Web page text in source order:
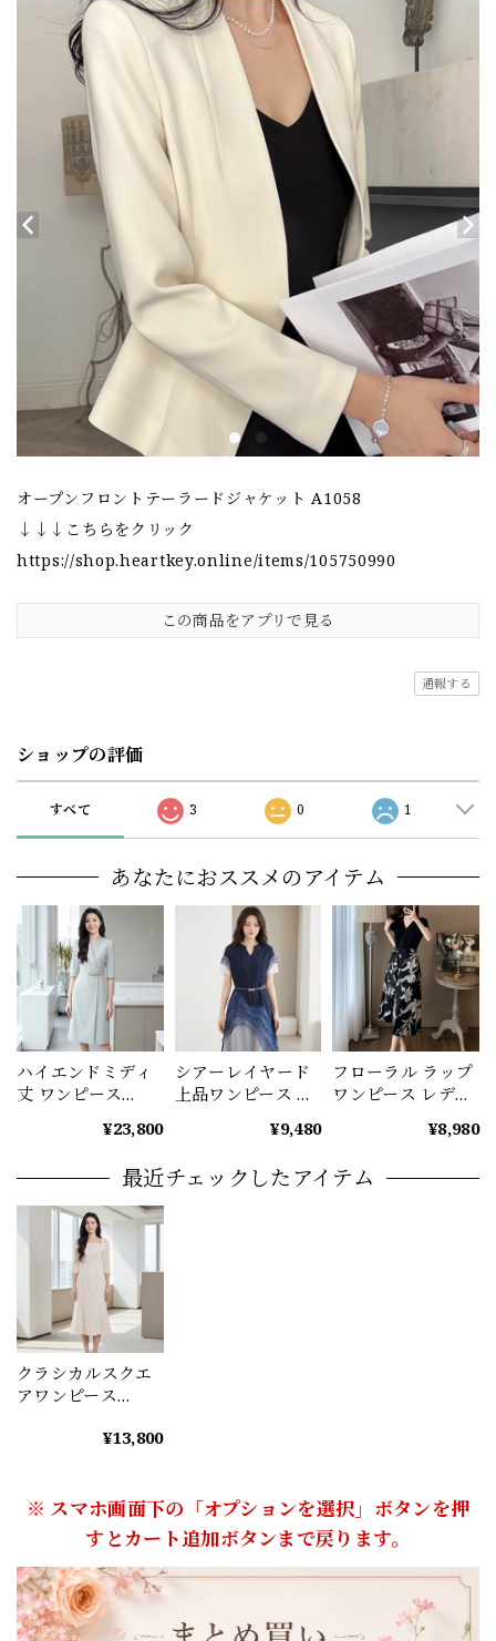
オープンフロントテーラードジャケット A1058
↓↓↓こちらをクリック
https://shop.heartkey.online/items/105750990
この商品をアプリで見る
通報する
ショップの評価
すべて 3 0 1
あなたにおススメのアイテム
ハイエンドミディ
丈 ワンピース
¥23,800
シアーレイヤード
上品ワンピース レ
ブルー A1234¥9,480
フローラル ラップ
ワンピース レディ
エレガント A1235
¥8,980
最近チェックしたアイテム
クラシカルスクエ
アワンピース
¥13,800
※ スマホ画面下の「オプションを選択」ボタンを押
すとカート追加ボタンまで戻ります。